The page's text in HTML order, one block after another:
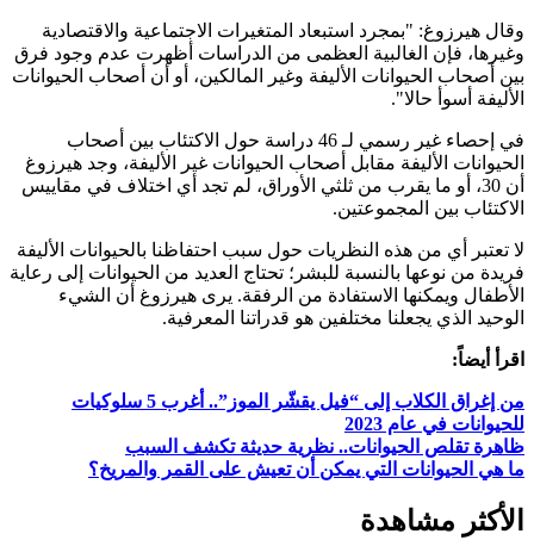
وقال هيرزوغ: "بمجرد استبعاد المتغيرات الاجتماعية والاقتصادية
وغيرها، فإن الغالبية العظمى من الدراسات أظهرت عدم وجود فرق
بين أصحاب الحيوانات الأليفة وغير المالكين، أو أن أصحاب الحيوانات
الأليفة أسوأ حالا".
في إحصاء غير رسمي لـ 46 دراسة حول الاكتئاب بين أصحاب
الحيوانات الأليفة مقابل أصحاب الحيوانات غير الأليفة، وجد هيرزوغ
أن 30، أو ما يقرب من ثلثي الأوراق، لم تجد أي اختلاف في مقاييس
الاكتئاب بين المجموعتين.
لا تعتبر أي من هذه النظريات حول سبب احتفاظنا بالحيوانات الأليفة
فريدة من نوعها بالنسبة للبشر؛ تحتاج العديد من الحيوانات إلى رعاية
الأطفال ويمكنها الاستفادة من الرفقة. يرى هيرزوغ أن الشيء
الوحيد الذي يجعلنا مختلفين هو قدراتنا المعرفية.
اقرأ أيضاً:
من إغراق الكلاب إلى “فيل يقشّر الموز”.. أغرب 5 سلوكيات
للحيوانات في عام 2023
ظاهرة تقلص الحيوانات.. نظرية حديثة تكشف السبب
ما هي الحيوانات التي يمكن أن تعيش على القمر والمريخ؟
الأكثر مشاهدة